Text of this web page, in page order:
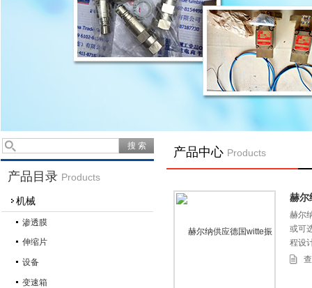
产品目录 Products
机械
渗透膜
伸缩片
设备
变速箱
产品中心 Products
赫尔
赫尔
或可
程设